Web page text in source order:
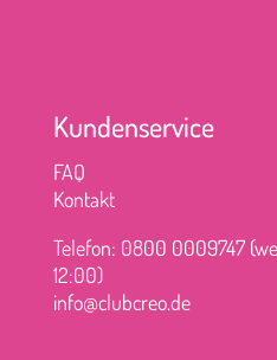
Kundenservice
FAQ
Kontakt
Telefon: 0800 0009747
12:00)
info@clubcreo.de